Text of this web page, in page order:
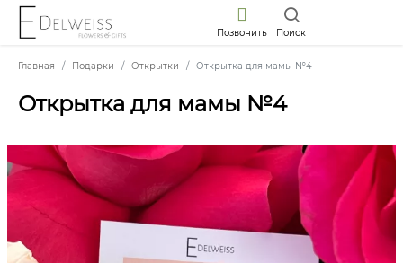
Позвонить Поиск
Главная Подарки Открытки Открытка для мамы №4
Открытка для мамы №4